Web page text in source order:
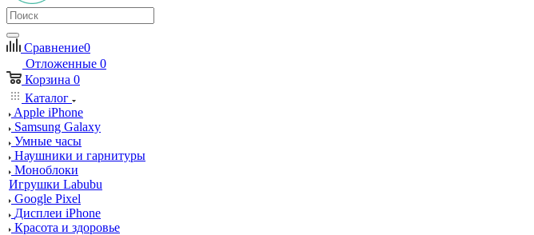
Сравнение0
Отложенные 0
Корзина 0
Каталог
Apple iPhone
Samsung Galaxy
Умные часы
Наушники и гарнитуры
Моноблоки
Игрушки Labubu
Google Pixel
Дисплеи iPhone
Красота и здоровье